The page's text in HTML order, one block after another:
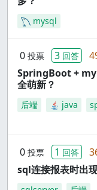
mysql
0 投票 3 回答
SpringBoot +
全萌新？
后端 java
0 投票 1 回答
sql连接报表时出